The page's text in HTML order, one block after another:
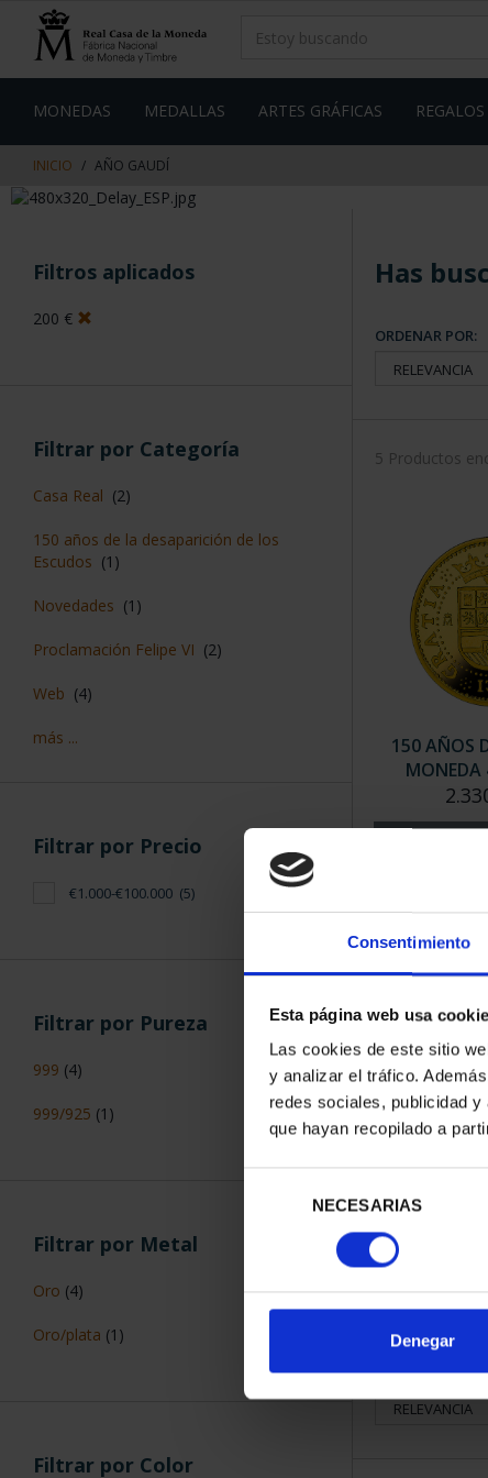
Consentimiento
Esta página web usa
Las cookies de este sitio
y analizar el tráfico.
redes sociales, publicidad
que hayan recopilado a
consentimiento
NECESARIAS
Denegar
contenido
de
MONEDAS MEDALLAS ARTES GRÁFICAS REGALOS
INICIO AÑO GAUDÍ
Filtros aplicados
200 €
Filtrar por Categoría
Casa Real (2)
150 años de la desaparición de los
Escudos (1)
Novedades (1)
Proclamación Felipe VI (2)
Web (4)
más ...
Filtrar por Precio
€1.000-€100.000 (5)
Filtrar por Pureza
999 (4)
999/925 (1)
Filtrar por Metal
Oro (4)
Oro/plata (1)
Filtrar por Color
Has
ORDENAR POR:
5 Productos
150 AÑOS
MONEDA
(2024)
ORDENAR POR: